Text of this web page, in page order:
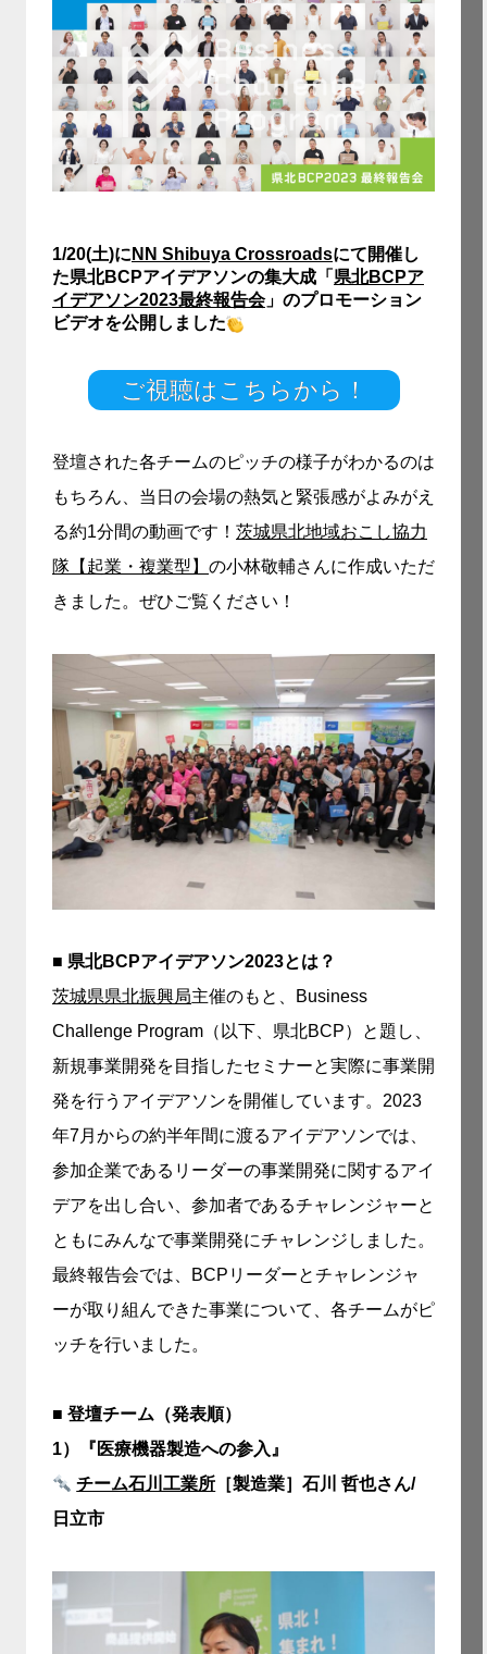
1/20(土)に NN Shibuya Crossroadsにて開催し
た県北BCPアイデアソンの集大成「 県北BCPア
イデアソン2023最終報告会」 のプロモーション
ビデオを公開しました
ご視聴はこちらから！
登壇された各チームのピッチの様子がわかるのは
もちろん、当日の会場の熱気と緊張感がよみがえ
る約1分間の動画です！ 茨城県北地域おこし協力
隊【起業・複業型】 の小林敬輔さんに作成いただ
きました。ぜひご覧ください！
■ 県北BCPアイデアソン2023とは？
茨城県県北振興局主催のもと、Business
Challenge Program（以下、県北BCP）と題し、
新規事業開発を目指したセミナーと実際に事業開
発を行うアイデアソンを開催しています。2023
年7月からの約半年間に渡るアイデアソンでは、
参加企業であるリーダーの事業開発に関するアイ
デアを出し合い、参加者であるチャレンジャーと
ともにみんなで事業開発にチャレンジしました。
最終報告会では、BCPリーダーとチャレンジャ
ーが取り組んできた事業について、各チームがピ
ッチを行いました。
■ 登壇チーム（発表順）
1）
『医療機器製造への参入』
チーム石川工業所 ［製造業］石川 哲也さん/
日立市